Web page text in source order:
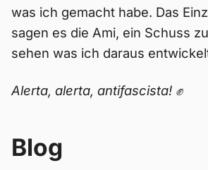
was ich gemacht habe. Das
sagen es die Ami, ein Schuss
sehen was ich daraus
Alerta, alerta, antifascista! ✊
Blog